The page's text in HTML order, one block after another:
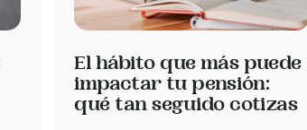
El hábito que más puede
impactar tu pensión:
qué tan seguido cotizas